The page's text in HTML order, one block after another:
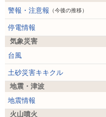
警報・注意報 （今後の推移）
停電情報
気象災害
台風
土砂災害キキクル
地震・津波
地震情報
火山噴火